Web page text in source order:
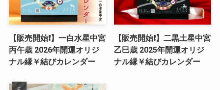
【販売開始❗️】一白水星中宮
丙午歳 2026年開運オリジ
ナル縁￥結びカレンダー
【販売開始❗️】二黒土星中宮
乙巳歳 2025年開運オリジ
ナル縁￥結びカレンダー